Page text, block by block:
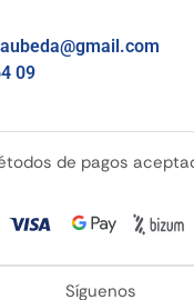
09
de pagos
Síguenos